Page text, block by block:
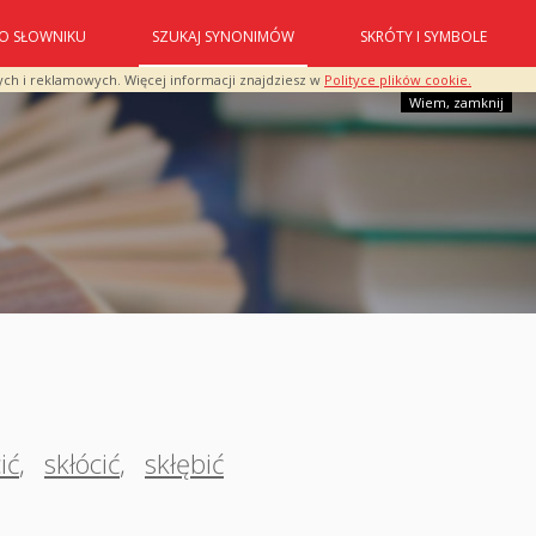
i reklamowych. Więcej informacji znajdziesz w Polityce plików cookie.
Wiem, zamknij
O SŁOWNIKU SZUKAJ SYNONIMÓW SKRÓTY I SYMBOLE
, skłócić, skłębić